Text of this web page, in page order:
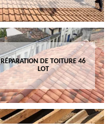
RÉPARATION DE TOITURE 46
LOT